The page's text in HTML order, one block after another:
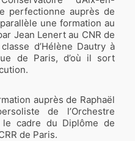
perfectionne auprès de
une formation au
Jean Lenert au CNR de
d’Hélène Dautry à
de Paris, d’où il sort
auprès de Raphaël
de l’Orchestre
le cadre du Diplôme de
de Paris.